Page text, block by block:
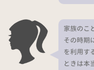
家族のこ
その時期
を利用す
ときは本